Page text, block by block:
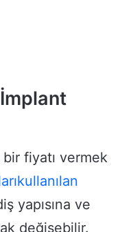
fiyatı vermek
kullanılan
yapısına ve
değişebilir.